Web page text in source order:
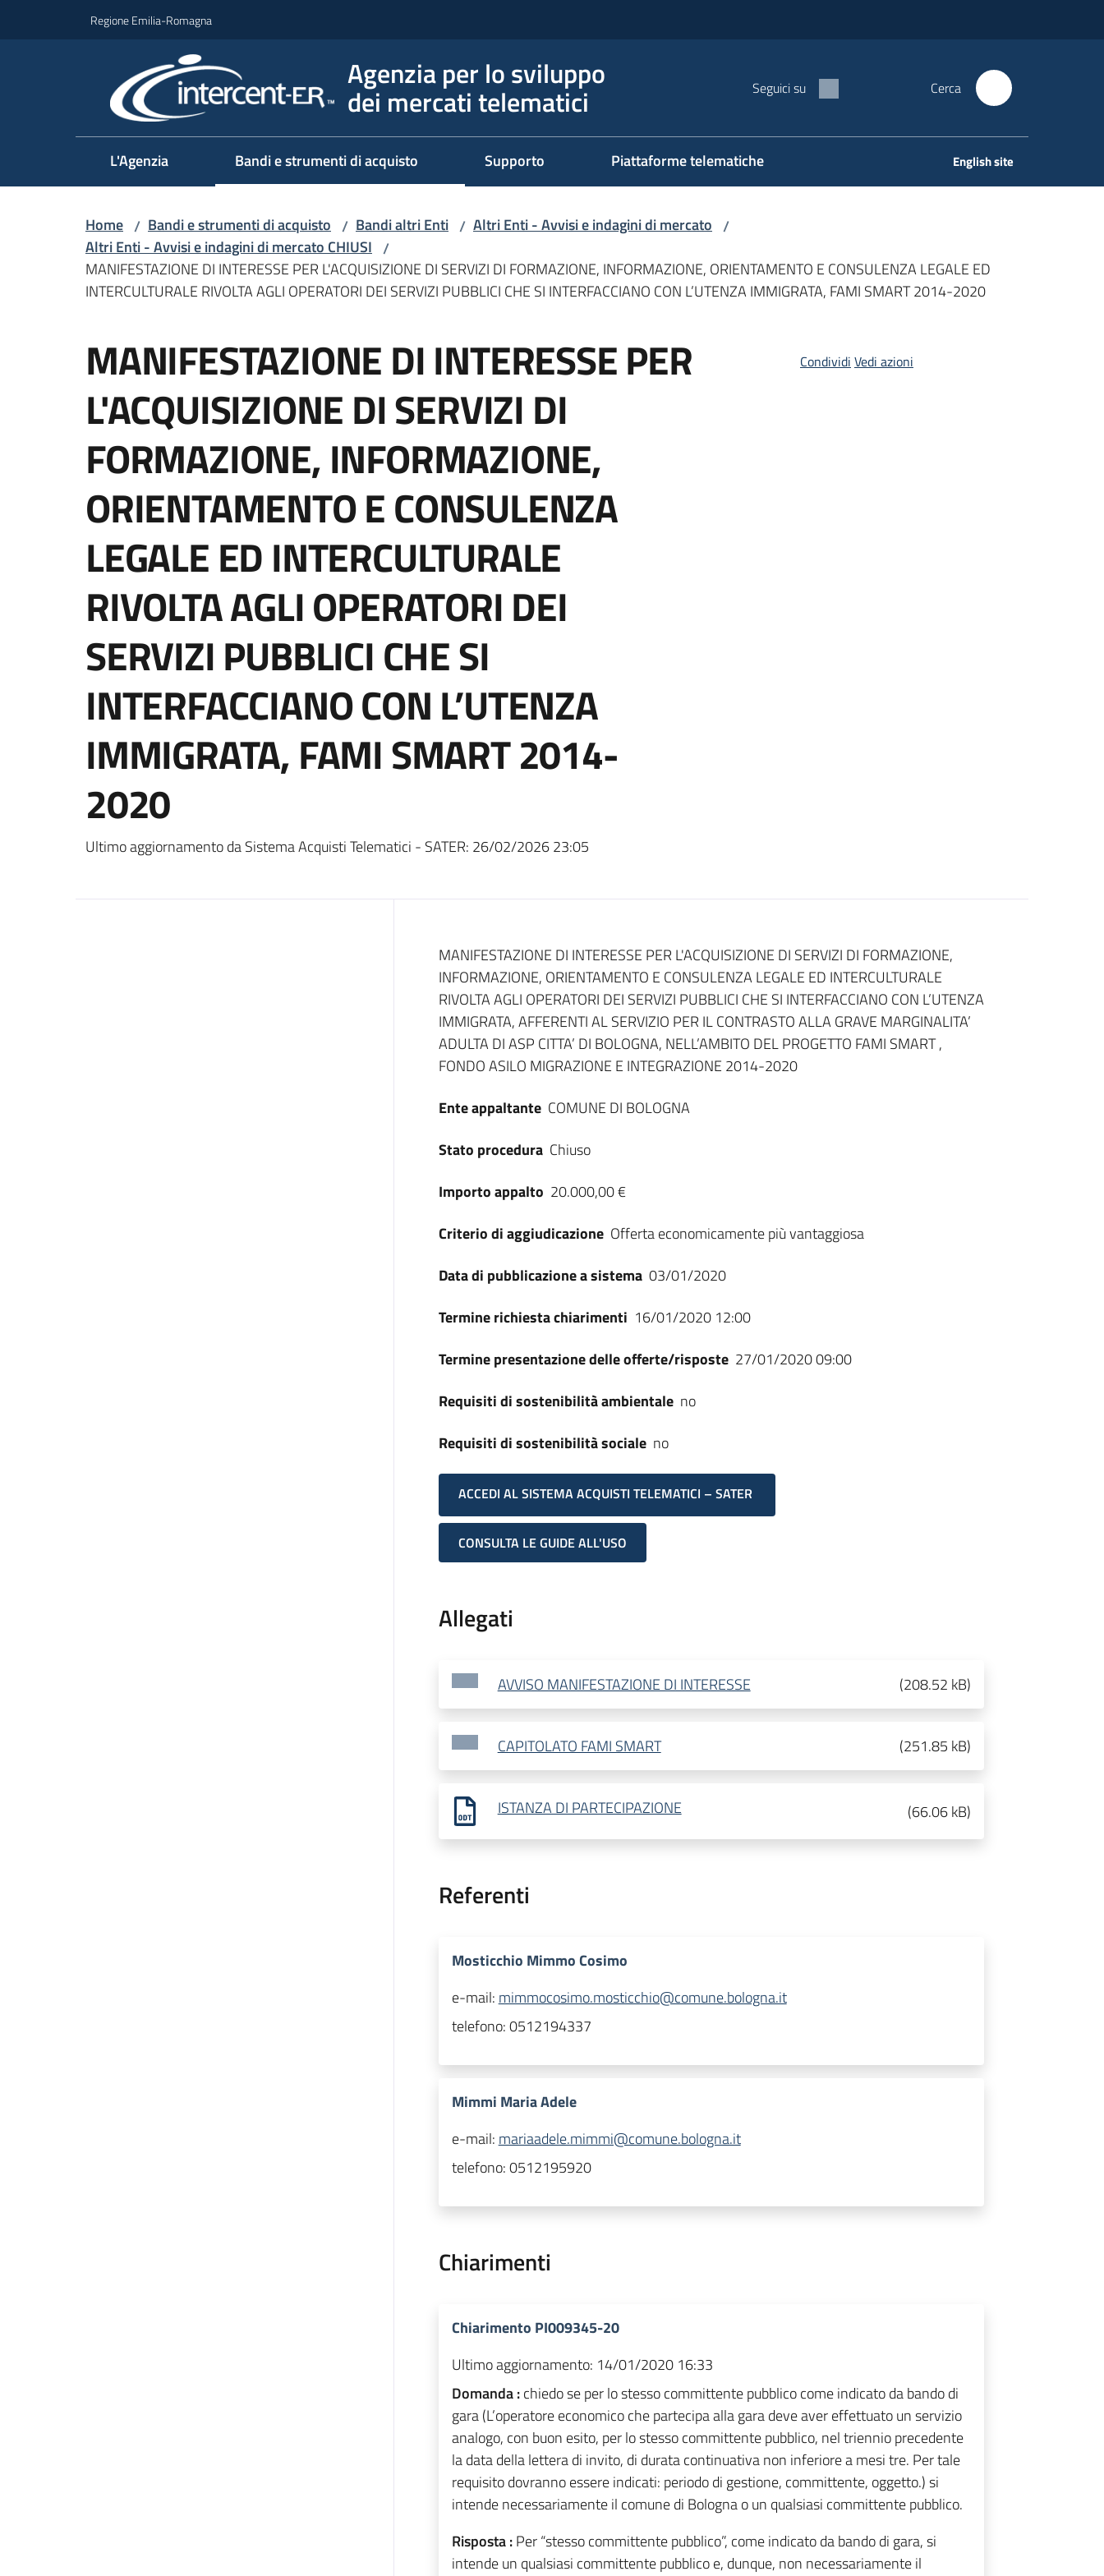
Regione Emilia-Romagna
Agenzia per lo sviluppo
dei mercati telematici Seguici su Cerca
L'Agenzia Bandi e strumenti di acquisto Supporto Piattaforme telematiche English site
Home / Bandi e strumenti di acquisto / Bandi altri Enti / Altri Enti - Avvisi e indagini di mercato /
Altri Enti - Avvisi e indagini di mercato CHIUSI /
MANIFESTAZIONE DI INTERESSE PER L'ACQUISIZIONE DI SERVIZI DI FORMAZIONE, INFORMAZIONE, ORIENTAMENTO E CONSULENZA LEGALE ED
INTERCULTURALE RIVOLTA AGLI OPERATORI DEI SERVIZI PUBBLICI CHE SI INTERFACCIANO CON L’UTENZA IMMIGRATA, FAMI SMART 2014-2020
MANIFESTAZIONE DI INTERESSE PER
L'ACQUISIZIONE DI SERVIZI DI
FORMAZIONE, INFORMAZIONE,
ORIENTAMENTO E CONSULENZA
LEGALE ED INTERCULTURALE
RIVOLTA AGLI OPERATORI DEI
SERVIZI PUBBLICI CHE SI
INTERFACCIANO CON L’UTENZA
IMMIGRATA, FAMI SMART 2014-
2020
Ultimo aggiornamento da Sistema Acquisti Telematici - SATER: 26/02/2026 23:05
Condividi Vedi azioni
Dati del bando
MANIFESTAZIONE DI INTERESSE PER L'ACQUISIZIONE DI SERVIZI DI FORMAZIONE,
INFORMAZIONE, ORIENTAMENTO E CONSULENZA LEGALE ED INTERCULTURALE
RIVOLTA AGLI OPERATORI DEI SERVIZI PUBBLICI CHE SI INTERFACCIANO CON L’UTENZA
IMMIGRATA, AFFERENTI AL SERVIZIO PER IL CONTRASTO ALLA GRAVE MARGINALITA’
ADULTA DI ASP CITTA’ DI BOLOGNA, NELL’AMBITO DEL PROGETTO FAMI SMART ,
FONDO ASILO MIGRAZIONE E INTEGRAZIONE 2014-2020
Ente appaltante COMUNE DI BOLOGNA
Stato procedura Chiuso
Importo appalto 20.000,00 €
Criterio di aggiudicazione Offerta economicamente più vantaggiosa
Data di pubblicazione a sistema 03/01/2020
Termine richiesta chiarimenti 16/01/2020 12:00
Termine presentazione delle offerte/risposte 27/01/2020 09:00
Requisiti di sostenibilità ambientale no
Requisiti di sostenibilità sociale no
ACCEDI AL SISTEMA ACQUISTI TELEMATICI – SATER
CONSULTA LE GUIDE ALL'USO
Allegati
AVVISO MANIFESTAZIONE DI INTERESSE (208.52 kB)
CAPITOLATO FAMI SMART (251.85 kB)
ISTANZA DI PARTECIPAZIONE (66.06 kB)
Referenti
Mosticchio Mimmo Cosimo
e-mail: mimmocosimo.mosticchio@comune.bologna.it
telefono:0512194337
Mimmi Maria Adele
e-mail: mariaadele.mimmi@comune.bologna.it
telefono:0512195920
Chiarimenti
Chiarimento PI009345-20
Ultimo aggiornamento: 14/01/2020 16:33
Domanda :chiedo se per lo stesso committente pubblico come indicato da bando di
gara (L’operatore economico che partecipa alla gara deve aver effettuato un servizio
analogo, con buon esito, per lo stesso committente pubblico, nel triennio precedente
la data della lettera di invito, di durata continuativa non inferiore a mesi tre. Per tale
requisito dovranno essere indicati: periodo di gestione, committente, oggetto.) si
intende necessariamente il comune di Bologna o un qualsiasi committente pubblico.
Risposta :Per “stesso committente pubblico”, come indicato da bando di gara, si
intende un qualsiasi committente pubblico e, dunque, non necessariamente il